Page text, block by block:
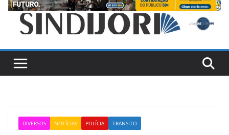
DIVERSOS NOTÍCIAS POLÍCIA TRANSITO